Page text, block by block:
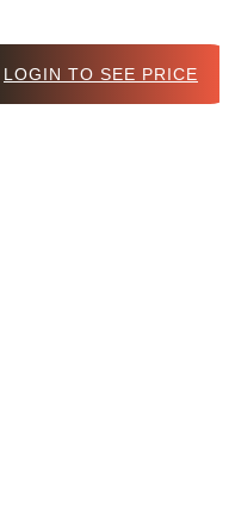
LOGIN TO SEE PRICE